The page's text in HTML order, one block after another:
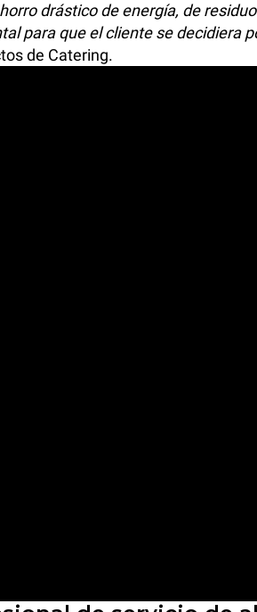
drástico de energía, de
para que el cliente se decidiera
de Catering.